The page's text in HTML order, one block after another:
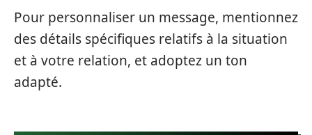
Pour personnaliser un message, mentionnez
des détails spécifiques relatifs à la situation
et à votre relation, et adoptez un ton
adapté.